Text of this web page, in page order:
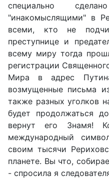
специально
"инакомыслящими" в
всеми, кто не
преступнице и
всему миру тогда
регистрации
Мира в адрес
возмущенные письма
также разных уголков
будет продолжаться
вернут его Знамя!
международный
своим тысячи
планете. Вы что,
- спросила я